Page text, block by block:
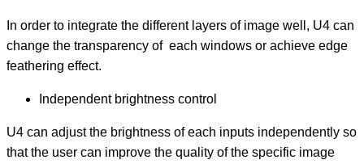
In order to integrate the different layers of image well, U4 can
change the transparency of each windows or achieve edge
feathering effect.
Independent brightness control
U4 can adjust the brightness of each inputs independently so
that the user can improve the quality of the specific image